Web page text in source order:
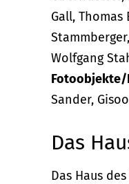
Gall,
Wolfgang
Fotoobjekte/
Sander,
Das
Das Haus